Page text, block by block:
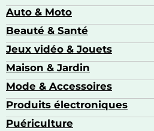
Abris pour animaux sauvages
Aquariophilie
Colliers GPS
Matériel orthopédique pour
Auto & Moto
Accessoires auto
Attelage & portage
Autoradios
Casques moto
Beauté & Santé
Alimentation bébé
Amour & contraception
Appareils de coiffure
Brosses à dents électriques
Jeux vidéo & Jouets
Accessoires de gaming
Consoles de jeux
Drones
Jeux PS4
Maison & Jardin
Ameublement
Articles de cuisine &
Aspirateurs souffleurs
Mode & Accessoires
Accessoires de mode
Arts textiles
Produits électroniques
Accessoires smartphones
Puériculture